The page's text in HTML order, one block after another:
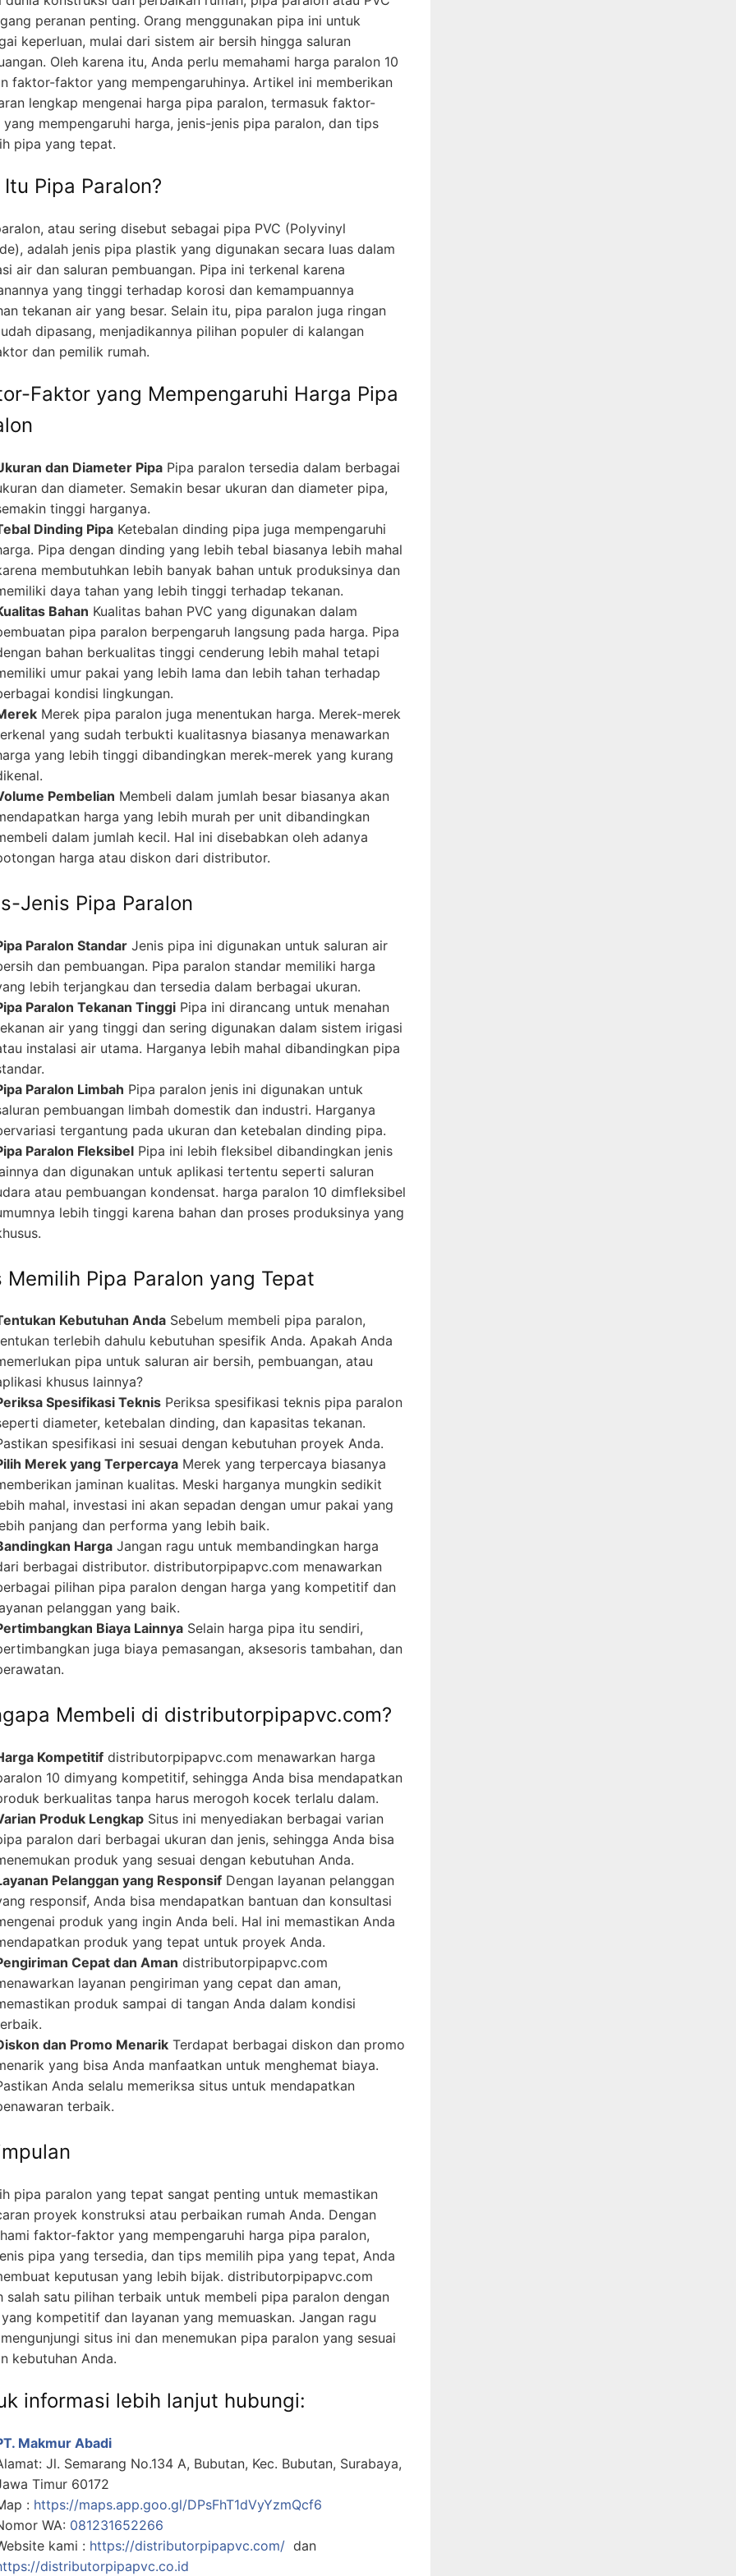
peranan penting. Orang menggunakan pipa ini untuk
keperluan, mulai dari sistem air bersih hingga saluran
Oleh karena itu, Anda perlu memahami harga paralon 10
faktor-faktor yang mempengaruhinya. Artikel ini memberikan
lengkap mengenai harga pipa paralon, termasuk faktor-
mempengaruhi harga, jenis-jenis pipa paralon, dan tips
pipa yang tepat.
Pipa Paralon?
atau sering disebut sebagai pipa PVC (Polyvinyl
adalah jenis pipa plastik yang digunakan secara luas dalam
air dan saluran pembuangan. Pipa ini terkenal karena
yang tinggi terhadap korosi dan kemampuannya
tekanan air yang besar. Selain itu, pipa paralon juga ringan
dipasang, menjadikannya pilihan populer di kalangan
dan pemilik rumah.
Faktor yang Mempengaruhi Harga Pipa
dan Diameter Pipa Pipa paralon tersedia dalam berbagai
dan diameter. Semakin besar ukuran dan diameter pipa,
tinggi harganya.
Dinding Pipa Ketebalan dinding pipa juga mempengaruhi
Pipa dengan dinding yang lebih tebal biasanya lebih mahal
membutuhkan lebih banyak bahan untuk produksinya dan
daya tahan yang lebih tinggi terhadap tekanan.
Bahan Kualitas bahan PVC yang digunakan dalam
pipa paralon berpengaruh langsung pada harga. Pipa
bahan berkualitas tinggi cenderung lebih mahal tetapi
umur pakai yang lebih lama dan lebih tahan terhadap
kondisi lingkungan.
Merek pipa paralon juga menentukan harga. Merek-merek
yang sudah terbukti kualitasnya biasanya menawarkan
yang lebih tinggi dibandingkan merek-merek yang kurang
Pembelian Membeli dalam jumlah besar biasanya akan
harga yang lebih murah per unit dibandingkan
dalam jumlah kecil. Hal ini disebabkan oleh adanya
harga atau diskon dari distributor.
Jenis Pipa Paralon
Paralon Standar Jenis pipa ini digunakan untuk saluran air
dan pembuangan. Pipa paralon standar memiliki harga
lebih terjangkau dan tersedia dalam berbagai ukuran.
Paralon Tekanan Tinggi Pipa ini dirancang untuk menahan
air yang tinggi dan sering digunakan dalam sistem irigasi
instalasi air utama. Harganya lebih mahal dibandingkan pipa
Paralon Limbah Pipa paralon jenis ini digunakan untuk
pembuangan limbah domestik dan industri. Harganya
tergantung pada ukuran dan ketebalan dinding pipa.
Paralon Fleksibel Pipa ini lebih fleksibel dibandingkan jenis
dan digunakan untuk aplikasi tertentu seperti saluran
atau pembuangan kondensat. harga paralon 10 dimfleksibel
lebih tinggi karena bahan dan proses produksinya yang
Memilih Pipa Paralon yang Tepat
Kebutuhan Anda Sebelum membeli pipa paralon,
terlebih dahulu kebutuhan spesifik Anda. Apakah Anda
pipa untuk saluran air bersih, pembuangan, atau
khusus lainnya?
Spesifikasi Teknis Periksa spesifikasi teknis pipa paralon
diameter, ketebalan dinding, dan kapasitas tekanan.
spesifikasi ini sesuai dengan kebutuhan proyek Anda.
Merek yang Terpercaya Merek yang terpercaya biasanya
jaminan kualitas. Meski harganya mungkin sedikit
mahal, investasi ini akan sepadan dengan umur pakai yang
panjang dan performa yang lebih baik.
Harga Jangan ragu untuk membandingkan harga
berbagai distributor. distributorpipapvc.com menawarkan
pilihan pipa paralon dengan harga yang kompetitif dan
pelanggan yang baik.
Biaya Lainnya Selain harga pipa itu sendiri,
juga biaya pemasangan, aksesoris tambahan, dan
Membeli di distributorpipapvc.com?
Kompetitif distributorpipapvc.com menawarkan harga
10 dimyang kompetitif, sehingga Anda bisa mendapatkan
berkualitas tanpa harus merogoh kocek terlalu dalam.
Produk Lengkap Situs ini menyediakan berbagai varian
paralon dari berbagai ukuran dan jenis, sehingga Anda bisa
produk yang sesuai dengan kebutuhan Anda.
Pelanggan yang Responsif Dengan layanan pelanggan
responsif, Anda bisa mendapatkan bantuan dan konsultasi
produk yang ingin Anda beli. Hal ini memastikan Anda
produk yang tepat untuk proyek Anda.
Cepat dan Aman distributorpipapvc.com
layanan pengiriman yang cepat dan aman,
produk sampai di tangan Anda dalam kondisi
dan Promo Menarik Terdapat berbagai diskon dan promo
yang bisa Anda manfaatkan untuk menghemat biaya.
Anda selalu memeriksa situs untuk mendapatkan
terbaik.
pipa paralon yang tepat sangat penting untuk memastikan
proyek konstruksi atau perbaikan rumah Anda. Dengan
faktor-faktor yang mempengaruhi harga pipa paralon,
pipa yang tersedia, dan tips memilih pipa yang tepat, Anda
keputusan yang lebih bijak. distributorpipapvc.com
salah satu pilihan terbaik untuk membeli pipa paralon dengan
kompetitif dan layanan yang memuaskan. Jangan ragu
situs ini dan menemukan pipa paralon yang sesuai
kebutuhan Anda.
informasi lebih lanjut hubungi:
Makmur Abadi
Jl. Semarang No.134 A, Bubutan, Kec. Bubutan, Surabaya,
Timur 60172
: https://maps.app.goo.gl/DPsFhT1dVyYzmQcf6
WA: 081231652266
kami : https://distributorpipapvc.com/ dan
distributorpipapvc.co.id